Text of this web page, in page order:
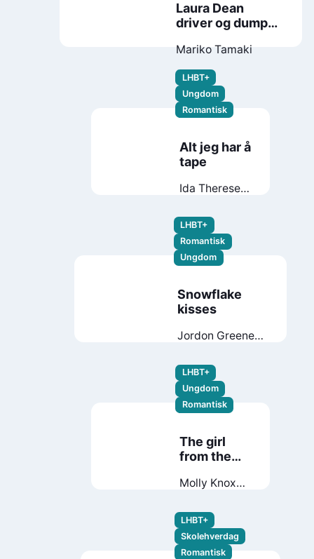
Laura Dean
driver og dumper
Mariko Tamaki
LHBT+
Ungdom
Romantisk
Alt jeg har å
tape
Ida Therese
LHBT+
Romantisk
Ungdom
Snowflake
kisses
Jordon Greene
Dzamesi
LHBT+
Ungdom
Romantisk
The girl
from the
Molly Knox
LHBT+
Skolehverdag
Romantisk